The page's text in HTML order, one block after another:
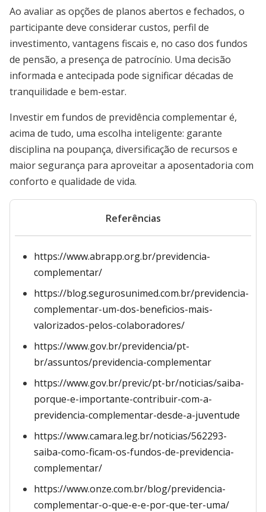
Ao avaliar as opções de planos abertos e fechados, o
participante deve considerar custos, perfil de
investimento, vantagens fiscais e, no caso dos fundos
de pensão, a presença de patrocínio. Uma decisão
informada e antecipada pode significar décadas de
tranquilidade e bem-estar.
Investir em fundos de previdência complementar é,
acima de tudo, uma escolha inteligente: garante
disciplina na poupança, diversificação de recursos e
maior segurança para aproveitar a aposentadoria com
conforto e qualidade de vida.
Referências
https://www.abrapp.org.br/previdencia-
complementar/
https://blog.segurosunimed.com.br/previdencia-
complementar-um-dos-beneficios-mais-
valorizados-pelos-colaboradores/
https://www.gov.br/previdencia/pt-
br/assuntos/previdencia-complementar
https://www.gov.br/previc/pt-br/noticias/saiba-
porque-e-importante-contribuir-com-a-
previdencia-complementar-desde-a-juventude
https://www.camara.leg.br/noticias/562293-
saiba-como-ficam-os-fundos-de-previdencia-
complementar/
https://www.onze.com.br/blog/previdencia-
complementar-o-que-e-e-por-que-ter-uma/